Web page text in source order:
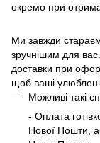
окремо при
Ми завжди
зручнішим для
доставки при
щоб ваші
Можливі такі
- Оплата
Нової Пошти,